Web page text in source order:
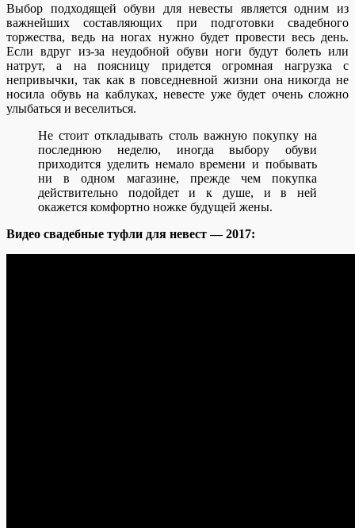
Выбор подходящей обуви для невесты является одним из
важнейших составляющих при подготовки свадебного
торжества, ведь на ногах нужно будет провести весь день.
Если вдруг из-за неудобной обуви ноги будут болеть или
натрут, а на поясницу придется огромная нагрузка с
непривычки, так как в повседневной жизни она никогда не
носила обувь на каблуках, невесте уже будет очень сложно
улыбаться и веселиться.
Не стоит откладывать столь важную покупку на
последнюю неделю, иногда выбору обуви
приходится уделить немало времени и побывать
ни в одном магазине, прежде чем покупка
действительно подойдет и к душе, и в ней
окажется комфортно ножке будущей жены.
Видео свадебные туфли для невест — 2017: